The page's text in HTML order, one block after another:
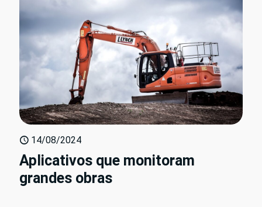
14/08/2024
Aplicativos que monitoram
grandes obras